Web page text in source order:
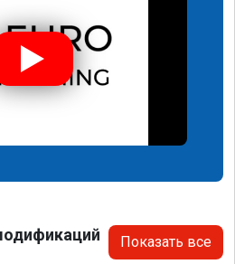
Показать все